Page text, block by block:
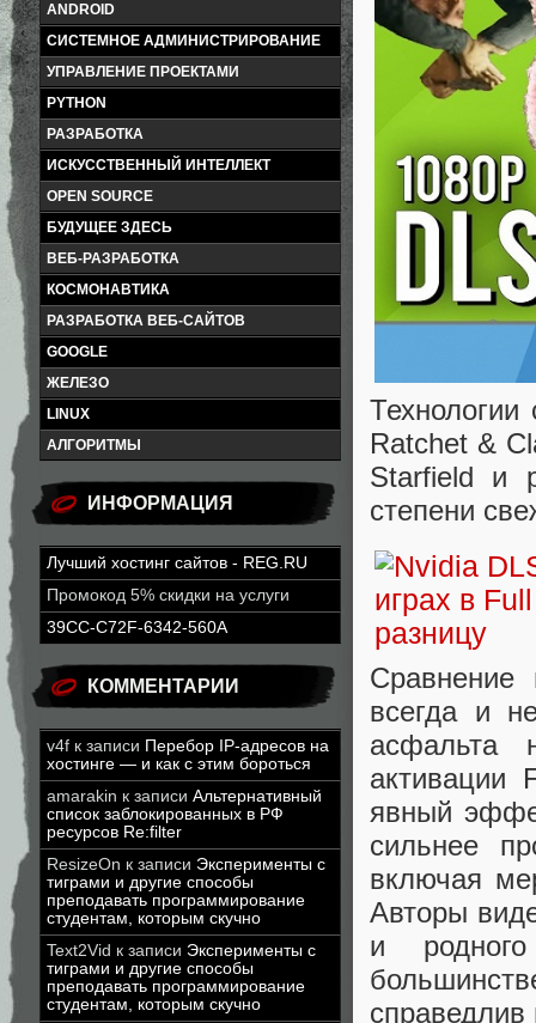
ANDROID
СИСТЕМНОЕ АДМИНИСТРИРОВАНИЕ
УПРАВЛЕНИЕ ПРОЕКТАМИ
PYTHON
РАЗРАБОТКА
ИСКУССТВЕННЫЙ ИНТЕЛЛЕКТ
OPEN SOURCE
БУДУЩЕЕ ЗДЕСЬ
ВЕБ-РАЗРАБОТКА
КОСМОНАВТИКА
РАЗРАБОТКА ВЕБ-САЙТОВ
GOOGLE
ЖЕЛЕЗО
LINUX
АЛГОРИТМЫ
ИНФОРМАЦИЯ
Лучший хостинг сайтов - REG.RU
Промокод 5% скидки на услуги
39CC-C72F-6342-560A
КОММЕНТАРИИ
v4f к записи Перебор IP-адресов на
хостинге — и как с этим бороться
amarakin к записи Альтернативный
список заблокированных в РФ
ресурсов Re:filter
ResizeOn к записи Эксперименты с
тиграми и другие способы
преподавать программирование
студентам, которым скучно
Text2Vid к записи Эксперименты с
тиграми и другие способы
преподавать программирование
студентам, которым скучно
Ratchet &
Starfield и
степени
всегда и
асфальта
активации
явный
сильнее
включая
Авторы
и